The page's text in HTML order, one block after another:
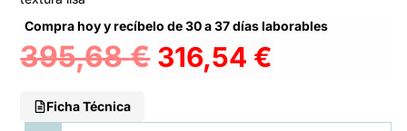
Compra hoy y recíbelo de 30 a 37 días laborables
395,68€ 316,54 €
Ficha Técnica